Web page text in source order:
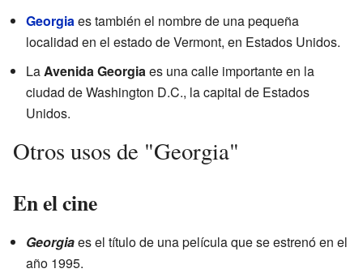
Georgiaes también el nombre de una pequeña
localidad en el estado de Vermont, en Estados Unidos.
LaAvenida Georgiaes una calle importante en la
ciudad de Washington D.C., la capital de Estados
Unidos.
Otros usos de "Georgia"
En el cine
Georgiaes el título de una película que se estrenó en el
año 1995.